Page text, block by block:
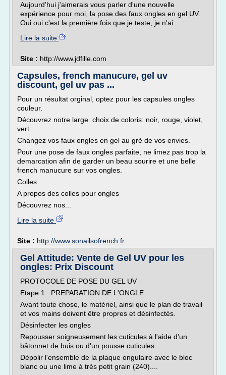
Aujourd'hui j'aimerais vous parler d'une nouvelle
expérience pour moi, la pose des faux ongles en gel UV.
Oui oui c'est la première fois que je teste, je n'ai...
Lire la suite
Site : http://www.jdfille.com
Capsules, french manucure, gel uv
discount, gel uv pas ...
Pour un résultat orginal, optez pour les capsules ongles
couleur.
Découvrez notre large choix de coloris: noir, rouge, violet,
vert...
Changez vos faux ongles en gel au grè de vos envies.
Pour une pose de faux ongles parfaite, ne limez pas trop la
demarcation afin de garder un beau sourire et une belle
french manucure sur vos ongles.
Colles
A propos des colles pour ongles
Découvrez nos...
Lire la suite
Site : http://www.sonailsofrench.fr
Gel Attitude: Vente de Gel UV pour les
ongles: Prix Discount
PROTOCOLE DE POSE DU GEL UV
Etape 1 : PREPARATION DE L'ONGLE
Avant toute chose, le matériel, ainsi que le plan de travail
et vos mains doivent être propres et désinfectés.
Désinfecter les ongles
Repousser soigneusement les cuticules à l'aide d'un
bâtonnet de buis ou d'un pousse cuticules.
Dépolir l'ensemble de la plaque ongulaire avec le bloc
blanc ou une lime à très petit grain (240)....